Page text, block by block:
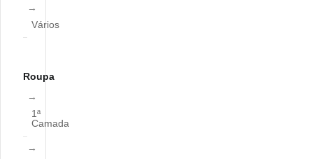
Vários
Roupa
1ª
Camada